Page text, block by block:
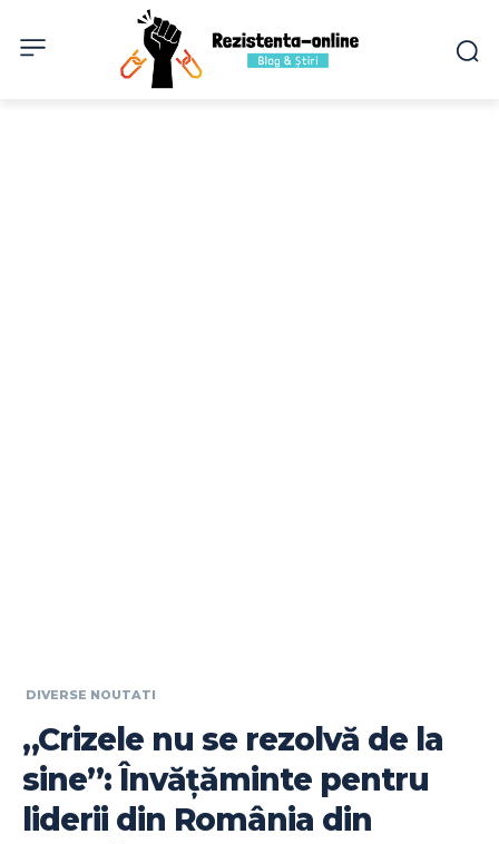
DIVERSE NOUTATI
„Crizele nu se rezolvă de la
sine”: Învățăminte pentru
liderii din România din